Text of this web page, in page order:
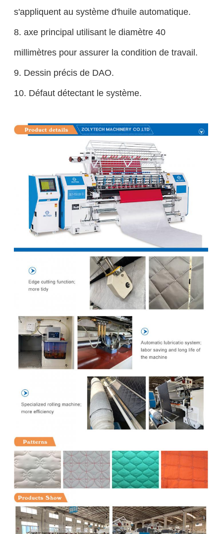
s'appliquent au système d'huile automatique.
8. axe principal utilisant le diamètre 40
millimètres pour assurer la condition de travail.
9. Dessin précis de DAO.
10. Défaut détectant le système.